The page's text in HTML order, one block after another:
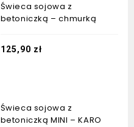
Świeca sojowa z
betoniczką – chmurką
125,90 zł
Świeca sojowa z
betoniczką MINI – KARO